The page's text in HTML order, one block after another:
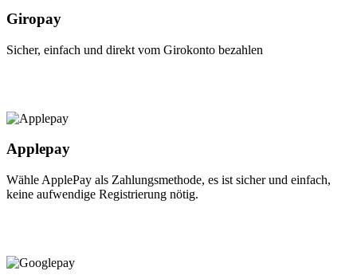
Giropay
Sicher, einfach und direkt vom Girokonto bezahlen
Applepay
Wähle ApplePay als Zahlungsmethode, es ist sicher und einfach,
keine aufwendige Registrierung nötig.